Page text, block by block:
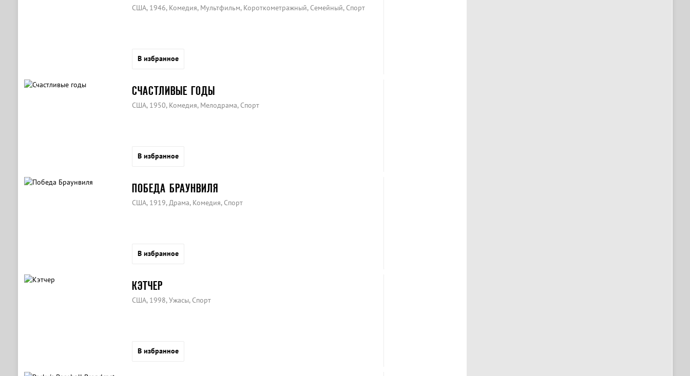
США, 1946, Комедия, Мультфильм, Короткометражный, Семейный, Спорт
В избранное
СЧАСТЛИВЫЕ ГОДЫ
США, 1950, Комедия, Мелодрама, Спорт
В избранное
ПОБЕДА БРАУНВИЛЯ
США, 1919, Драма, Комедия, Спорт
В избранное
КЭТЧЕР
США, 1998, Ужасы, Спорт
В избранное